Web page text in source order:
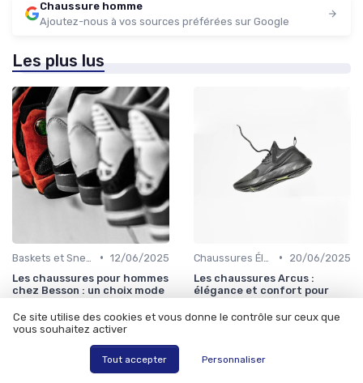
Chaussure homme
Ajoutez-nous à vos sources préférées sur Google
Les plus lus
• 12/06/2025
Les chaussures pour hommes
chez Besson : un choix mode
•
20/06/2025
Les chaussures Arcus :
élégance et confort pour
Ce site utilise des cookies et vous donne le contrôle sur ceux que
vous souhaitez activer
Tout accepter Personnaliser